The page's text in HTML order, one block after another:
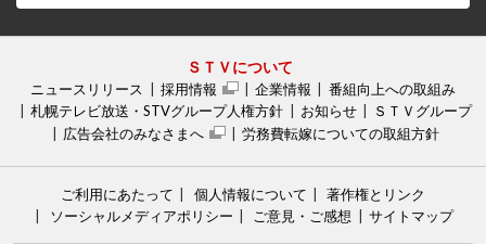
ＳＴＶについて
ニュースリリース 採用情報 企業情報
番組向上への取組み
札幌テレビ放送・STVグループ人権方針
お知らせ
ＳＴＶグループ
広告会社のみなさまへ
労務費転嫁についての取組方針
ご利用にあたって 個人情報について
著作権とリンク
ソーシャルメディアポリシー
ご意見・ご感想 サイトマップ